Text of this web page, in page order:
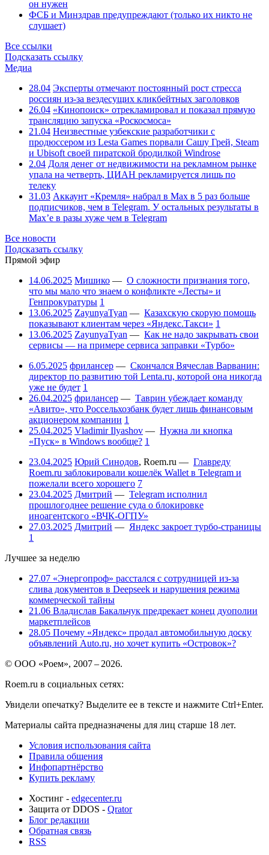
он нужен
ФСБ и Минздрав предупреждают (только их никто не
слушает)
Все ссылки
Подсказать ссылку
Медиа
28.04 Эксперты отмечают постоянный рост стресса
россиян из-за вездесущих кликбейтных заголовков
26.04 «Кинопоиск» отрекламировал и показал прямую
трансляцию запуска «Роскосмоса»
21.04 Неизвестные узбекские разработчики с
продюссером из Lesta Games порвали Сашу Грей, Steam
и Ubisoft своей пиратской бродилкой Windrose
2.04 Доля денег от недвижимости на рекламном рынке
упала на четверть, ЦИАН рекламируется лишь по
телеку
31.03 Аккаунт «Кремля» набрал в Max в 5 раз больше
подписчиков, чем в Telegram. У остальных результаты в
Max’е в разы хуже чем в Telegram
Все новости
Подсказать ссылку
Прямой эфир
14.06.2025 Мишико — О сложности признания того,
что мы мало что знаем о конфликте «Лесты» и
Генпрокуратуры 1
13.06.2025 ZayunyaTyan — Казахскую скорую помощь
показывают клиентам через «Яндекс.Такси» 1
13.06.2025 ZayunyaTyan — Как не надо закрывать свои
сервисы — на примере сервиса заправки «Турбо»
6.05.2025 фрилансер — Скончался Вячеслав Варванин:
директор по развитию той Lenta.ru, которой она никогда
уже не будет 1
26.04.2025 фрилансер — Таврин убеждает команду
«Авито», что Россельхозбанк будет лишь финансовым
акционером компании 1
25.04.2025 Vladimir Ilyashov — Нужна ли кнопка
«Пуск» в Windows вообще? 1
23.04.2025 Юрий Синодов, Roem.ru — Главреду
Roem.ru заблокировали кошелёк Wallet в Telegram и
пожелали всего хорошего 7
23.04.2025 Дмитрий — Telegram исполнил
прошлогоднее решение суда о блокировке
иноагентского «ВЧК-ОГПУ»
27.03.2025 Дмитрий — Яндекс закроет турбо-страницы
1
Лучшее за неделю
27.07 «Энергопроф» расстался с сотрудницей из-за
слива документов в Deepseek и нарушения режима
коммерческой тайны
21.06 Владислав Бакальчук предрекает конец дуополии
маркетплейсов
28.05 Почему «Яндекс» продал автомобильную доску
объявлений Auto.ru, но хочет купить «Островок»?
© ООО «Роем», 2007 – 2026.
Roem.ru в социальных сетях:
Увидели опечатку? Выделите ее в тексте и нажмите Ctrl+Enter.
Материалы сайта предназначены для лиц старше 18 лет.
Условия использования сайта
Правила общения
Инфопартнёрство
Купить рекламу
Хостинг - edgecenter.ru
Защита от DDOS - Qrator
Блог редакции
Обратная связь
RSS